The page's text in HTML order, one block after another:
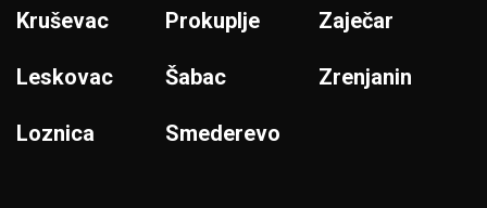
Kruševac
Leskovac
Loznica
Prokuplje
Šabac
Smederevo
Zaječar
Zrenjanin